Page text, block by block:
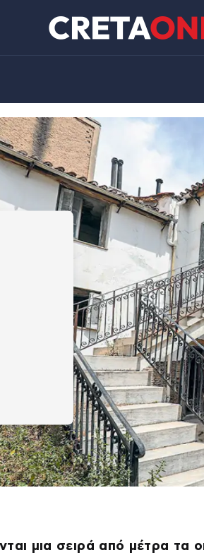
μια σειρά από μέτρα τα